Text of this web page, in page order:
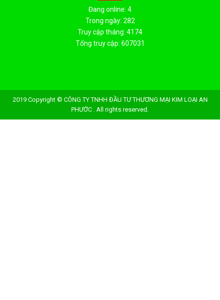
Đang online: 4
Trong ngày: 282
Truy cập tháng: 4174
Tổng truy cập: 607031
2019 Copyright © CÔNG TY TNHH ĐẦU TƯ THƯƠNG MẠI KIM LOẠI AN
PHƯỚC . All rights reserved.